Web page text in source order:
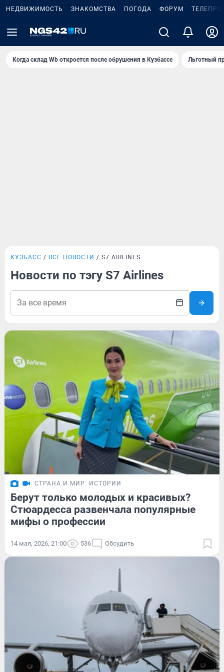
НЕДВИЖИМОСТЬ ЗНАКОМСТВА ПОГОДА ФОРУМ
Когда склад Wb откроется после обрушения в Кузбассе Льготный
КУЗБАСС ВСЕ НОВОСТИ S7 AIRLINES
Новости по тэгу S7 Airlines
СТРАНА И МИР ИСТОРИИ
Берут только молодых и красивых?
Стюардесса развенчала популярные
мифы о профессии
14 мая, 2026, 21:00 536 Обсудить